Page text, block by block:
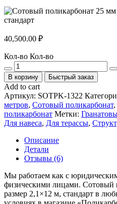
40,500.00 ₽
Кол-во Кол-во
В корзину Быстрый заказ
Add to cart
Артикул: SOTPK-1322
метров, Сотовый поликарбонат,
поликарбонат Метки:
Для навеса, Для терассы,
Описание
Детали
Отзывы (6)
Мы работаем как с
физическими лицами. Сотовый
размер 2,1×12 м, стандарт в